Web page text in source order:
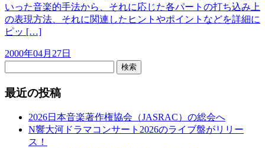
いった音楽的手法から、それに応じた各パートの打ち込み上
の表現方法、それに関連したヒントやポイントなどを詳細に
ピッ […]
2000年04月27日
検索
最近の投稿
2026日本音楽著作権協会（JASRAC）の総会へ
N響大河ドラマコンサート2026のライブ盤がリリー
ス！